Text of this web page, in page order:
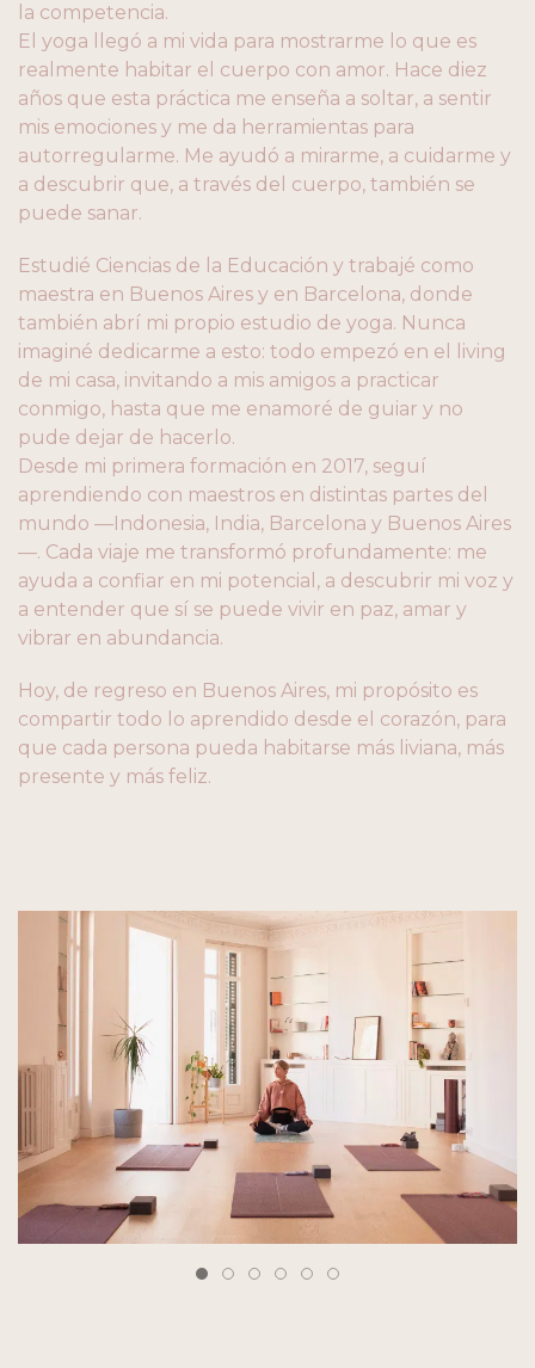
la competencia.
El yoga llegó a mi vida para mostrarme lo que es
realmente habitar el cuerpo con amor. Hace diez
años que esta práctica me enseña a soltar, a sentir
mis emociones y me da herramientas para
autorregularme. Me ayudó a mirarme, a cuidarme y
a descubrir que, a través del cuerpo, también se
puede sanar.
Estudié Ciencias de la Educación y trabajé como
maestra en Buenos Aires y en Barcelona, donde
también abrí mi propio estudio de yoga. Nunca
imaginé dedicarme a esto: todo empezó en el living
de mi casa, invitando a mis amigos a practicar
conmigo, hasta que me enamoré de guiar y no
pude dejar de hacerlo.
Desde mi primera formación en 2017, seguí
aprendiendo con maestros en distintas partes del
mundo —Indonesia, India, Barcelona y Buenos Aires
—. Cada viaje me transformó profundamente: me
ayuda a confiar en mi potencial, a descubrir mi voz y
a entender que sí se puede vivir en paz, amar y
vibrar en abundancia.
Hoy, de regreso en Buenos Aires, mi propósito es
compartir todo lo aprendido desde el corazón, para
que cada persona pueda habitarse más liviana, más
presente y más feliz.